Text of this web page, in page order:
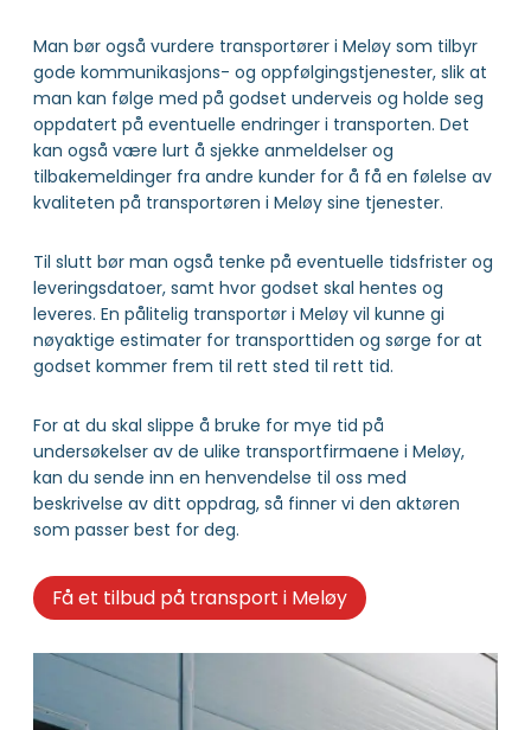
Man bør også vurdere transportører i Meløy som tilbyr
gode kommunikasjons- og oppfølgingstjenester, slik at
man kan følge med på godset underveis og holde seg
oppdatert på eventuelle endringer i transporten. Det
kan også være lurt å sjekke anmeldelser og
tilbakemeldinger fra andre kunder for å få en følelse av
kvaliteten på transportøren i Meløy sine tjenester.
Til slutt bør man også tenke på eventuelle tidsfrister og
leveringsdatoer, samt hvor godset skal hentes og
leveres. En pålitelig transportør i Meløy vil kunne gi
nøyaktige estimater for transporttiden og sørge for at
godset kommer frem til rett sted til rett tid.
For at du skal slippe å bruke for mye tid på
undersøkelser av de ulike transportfirmaene i Meløy,
kan du sende inn en henvendelse til oss med
beskrivelse av ditt oppdrag, så finner vi den aktøren
som passer best for deg.
Få et tilbud på transport i Meløy